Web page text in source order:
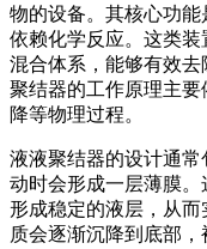
物的设备。其核心功
依赖化学反应。这类
混合体系，能够有效
聚结器的工作原理主
降等物理过程。
液液聚结器的设计通
动时会形成一层薄膜
形成稳定的液层，从
质会逐渐沉降到底部